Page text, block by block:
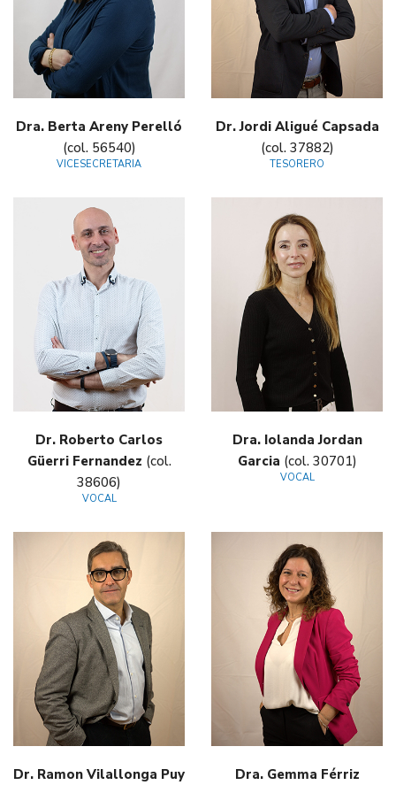
Dra. Berta Areny Perelló
(col. 56540)
VICESECRETARIA
Dr. Jordi Aligué Capsada
(col. 37882)
TESORERO
Dr. Roberto Carlos
Güerri Fernandez (col.
38606)
VOCAL
Dra. Iolanda Jordan
Garcia (col. 30701)
VOCAL
Dr. Ramon Vilallonga Puy
Dra. Gemma Férriz